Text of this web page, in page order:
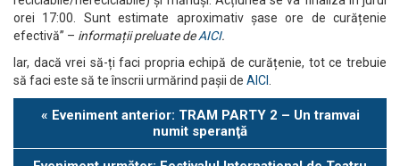
orei 17:00. Sunt estimate aproximativ șase ore de curățenie
efectivă” – informații preluate deAICI.
Iar, dacă vrei să-ți faci propria echipă de curățenie, tot ce trebuie
să faci este să te înscrii urmărind pașii de AICI
Eveniment
« Eveniment anterior: TRAM PARTY 2 – Un tramvai
numit speranţă